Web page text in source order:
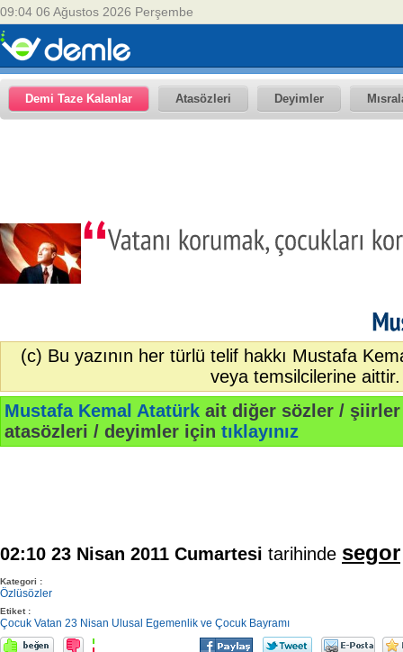
09:04 06 Ağustos 2026 Perşembe
Demi Taze Kalanlar Atasözleri Deyimler
(c) Bu yazının her türlü telif hakkı Mustafa
veya temsilcilerine aittir.
Mustafa Kemal Atatürk ait diğer sözler /
atasözleri / deyimler için tıklayınız
02:10 23 Nisan 2011 Cumartesi tarihinde segor
Kategori :
Özlüsözler
Etiket :
Çocuk Vatan 23 Nisan Ulusal Egemenlik ve Çocuk Bayramı